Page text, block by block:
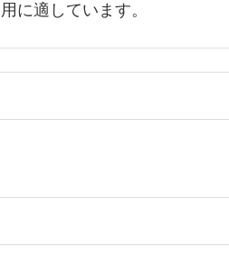
に適しています。